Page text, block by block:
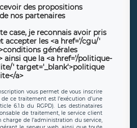
des propositions
nos partenaires
case, je reconnais avoir pris
accepter les <a href='/cgu/'
générales
ainsi que la <a href='/politique-
' target='_blank'>politique
a>
vous permet de vous inscrire
ce traitement est l’exécution d’une
6.1.b du RGPD). Les destinataires
de traitement, le service client
de l’administration du service,